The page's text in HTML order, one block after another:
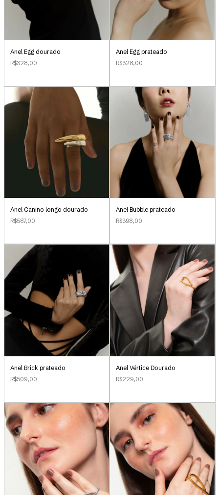
Anel Egg dourado
R$328,00
Anel Egg prateado
R$328,00
Anel Canino longo dourado
R$587,00
Anel Bubble prateado
R$398,00
Anel Brick prateado
R$509,00
Anel Vértice Dourado
R$229,00